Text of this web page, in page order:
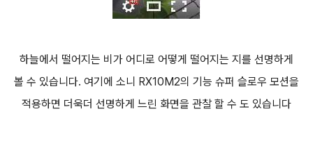
하늘에서 떨어지는 비가 어디로 어떻게 떨어지는 지를 선명하게
볼 수 있습니다. 여기에 소니 RX10M2의 기능 슈퍼 슬로우 모션을
적용하면 더욱더 선명하게 느린 화면을 관찰 할 수 도 있습니다